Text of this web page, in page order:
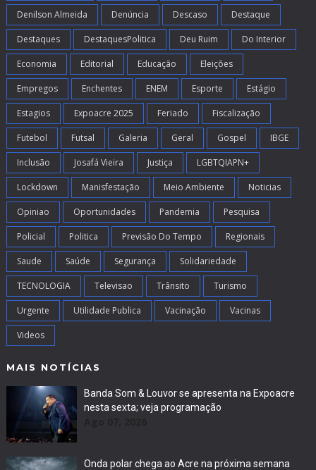
Denilson Almeida Denúncia Descaso Destaque
Destaques DestaquesPolitica Deu Ruim Do Interior
Economia Editorial Educação Eleições
Empregos Enchentes ENEM Esporte Estágio
Estagios Expoacre 2025 Feriado Fiscalização
Futebol Futsal Galeria Geral Gospel IBGE
Inclusão Josafá Vieira Justiça LGBTQIAPN+
Lockdown Manisfestação Meio Ambiente Noticias
Opiniao Oportunidades Pandemia Pesquisa
Policial Politica Previsão Do Tempo Regionais
Saude Saúde Segurança Solidariedade
TECNOLOGIA Televisao Trânsito Turismo
Urgente Utilidade Publica Vacinação Vacinas
Videos
MAIS NOTÍCIAS
Banda Som & Louvor se apresenta na Expoacre
nesta sexta; veja programação
Onda polar chega ao Acre na próxima semana